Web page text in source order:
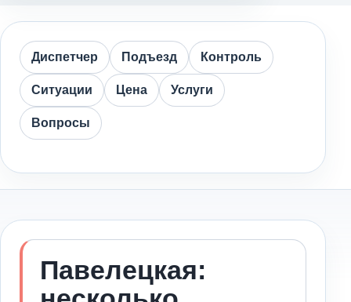
Диспетчер Подъезд Контроль
Ситуации Цена Услуги
Вопросы
Павелецкая: